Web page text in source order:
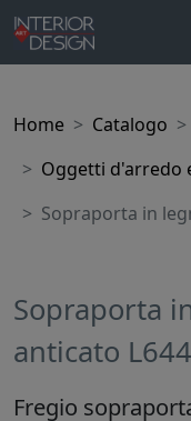
Home Catalogo
Oggetti d'arredo
Sopraporta in
Sopraporta
anticato
Fregio